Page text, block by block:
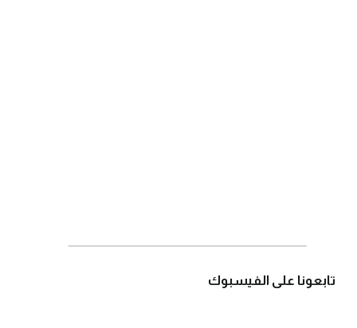
تابعونا على الفيسبوك